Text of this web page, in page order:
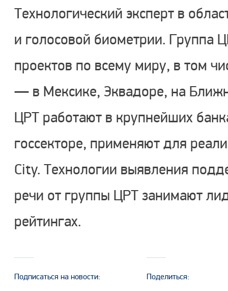
Технологический эксперт в
и голосовой биометрии. Группа
проектов по всему миру, в том
— в Мексике, Эквадоре, на
ЦРТ работают в крупнейших
госсекторе, применяют для
City. Технологии выявления
речи от группы ЦРТ занимают
рейтингах.
Подписаться на новости: Поделиться: